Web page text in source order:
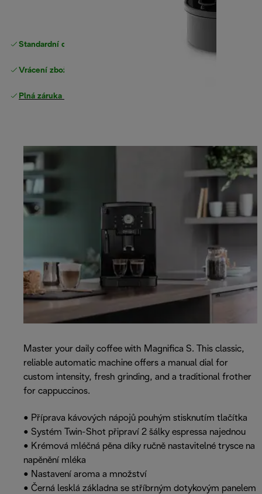
Standardní doručení zdarma
Vrácení zboží zdarma
Plná záruka výrobce
Master your daily coffee with Magnifica S. This classic,
reliable automatic machine offers a manual dial for
custom intensity, fresh grinding, and a traditional frother
for cappuccinos.
• Příprava kávových nápojů pouhým stisknutím tlačítka
• Systém Twin-Shot připraví 2 šálky espressa najednou
• Krémová mléčná pěna díky ručně nastavitelné trysce na
napěnění mléka
• Nastavení aroma a množství
• Černá lesklá základna se stříbrným dotykovým panelem